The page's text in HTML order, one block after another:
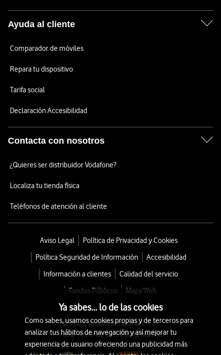
Ayuda al cliente
Comparador de móviles
Repara tu dispositivo
Tarifa social
Declaración Accesibilidad
Contacta con nosotros
¿Quieres ser distribuidor Vodafone?
Localiza tu tienda física
Teléfonos de atención al cliente
Aviso Legal
Política de Privacidad y Cookies
Política Seguridad de Información
Accesibilidad
Información a clientes
Calidad del servicio
Fondos Públicos
Mapa Web
© 2026 Vodafone España S.A.U.
Avda. América 115, 28042 Madrid
Ya sabes... lo de las cookies
Como sabes, usamos cookies propias y de terceros para
analizar tus hábitos de navegación y así mejorar tu
experiencia de usuario ofreciendo una publicidad más